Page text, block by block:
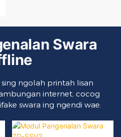
Swara
ngolah printah lisan
internet, cocog
swara ing ngendi wae.